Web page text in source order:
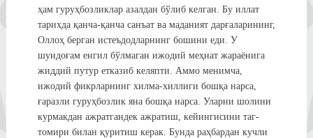
ҳам гуруҳбозликлар азалдан бўлиб келган. Бу иллат
тарихда қанча-қанча санъат ва маданият дарғаларининг,
Оллоҳ берган истеъдодларнинг бошини еди. У
шундоғам енгил бўлмаган ижодий меҳнат жараёнига
жиддий путур етказиб келяпти. Аммо менимча,
ижодий фикрларнинг хилма-хиллиги бошқа нарса,
ғаразли гуруҳбозлик яна бошқа нарса. Уларни шолини
курмакдан ажратгандек ажратиш, кейингисини таг-
томири билан қуритиш керак. Бунда раҳбардан кучли